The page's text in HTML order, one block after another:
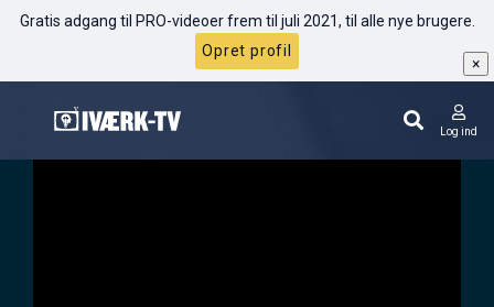
Gratis adgang til PRO-videoer frem til juli 2021, til alle nye brugere.
Opret profil
×
Log ind
Marie Forleo: Sådan undgår du stress